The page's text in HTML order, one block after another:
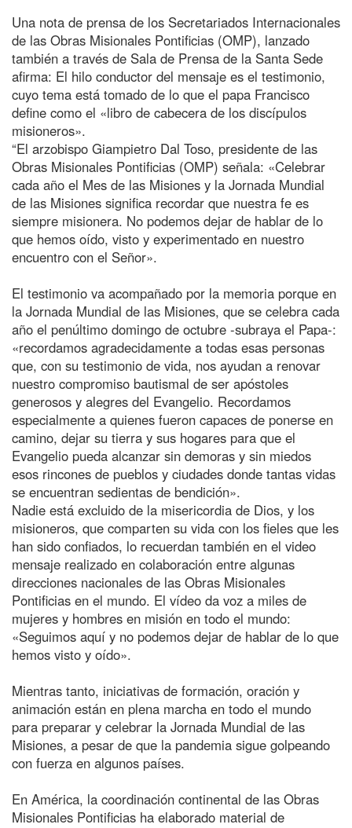
Una nota de prensa de los Secretariados Internacionales
de las Obras Misionales Pontificias (OMP), lanzado
también a través de Sala de Prensa de la Santa Sede
afirma: El hilo conductor del mensaje es el testimonio,
cuyo tema está tomado de lo que el papa Francisco
define como el «libro de cabecera de los discípulos
misioneros».
“El arzobispo Giampietro Dal Toso, presidente de las
Obras Misionales Pontificias (OMP) señala: «Celebrar
cada año el Mes de las Misiones y la Jornada Mundial
de las Misiones significa recordar que nuestra fe es
siempre misionera. No podemos dejar de hablar de lo
que hemos oído, visto y experimentado en nuestro
encuentro con el Señor».
El testimonio va acompañado por la memoria porque en
la Jornada Mundial de las Misiones, que se celebra cada
año el penúltimo domingo de octubre -subraya el Papa-:
«recordamos agradecidamente a todas esas personas
que, con su testimonio de vida, nos ayudan a renovar
nuestro compromiso bautismal de ser apóstoles
generosos y alegres del Evangelio. Recordamos
especialmente a quienes fueron capaces de ponerse en
camino, dejar su tierra y sus hogares para que el
Evangelio pueda alcanzar sin demoras y sin miedos
esos rincones de pueblos y ciudades donde tantas vidas
se encuentran sedientas de bendición».
Nadie está excluido de la misericordia de Dios, y los
misioneros, que comparten su vida con los fieles que les
han sido confiados, lo recuerdan también en el video
mensaje realizado en colaboración entre algunas
direcciones nacionales de las Obras Misionales
Pontificias en el mundo. El vídeo da voz a miles de
mujeres y hombres en misión en todo el mundo:
«Seguimos aquí y no podemos dejar de hablar de lo que
hemos visto y oído».
Mientras tanto, iniciativas de formación, oración y
animación están en plena marcha en todo el mundo
para preparar y celebrar la Jornada Mundial de las
Misiones, a pesar de que la pandemia sigue golpeando
con fuerza en algunos países.
En América, la coordinación continental de las Obras
Misionales Pontificias ha elaborado material de